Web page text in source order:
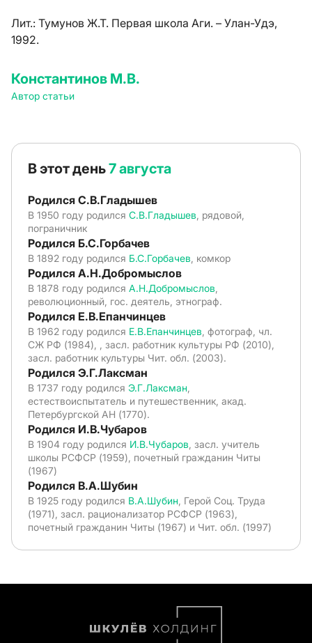
Лит.: Тумунов Ж.Т. Первая школа Аги. – Улан-Удэ,
1992.
Константинов М.В.
Автор статьи
В этот день7 августа
Родился С.В.Гладышев
В 1950 году родился С.В.Гладышев , рядовой,
пограничник
Родился Б.С.Горбачев
В 1892 году родился Б.С.Горбачев , комкор
Родился А.Н.Добромыслов
В 1878 году родился А.Н.Добромыслов
революционный, гос. деятель, этнограф.
Родился Е.В.Епанчинцев
В 1962 году родился Е.В.Епанчинцев , фотограф, чл.
СЖ РФ (1984), , засл. работник культуры РФ (2010),
засл. работник культуры Чит. обл. (2003).
Родился Э.Г.Лаксман
В 1737 году родился Э.Г.Лаксман
естествоиспытатель и путешественник, акад.
Петербургской АН (1770).
Родился И.В.Чубаров
В 1904 году родился И.В.Чубаров , засл. учитель
школы РСФСР (1959), почетный гражданин Читы
(1967)
Родился В.А.Шубин
В 1925 году родился В.А.Шубин , Герой Соц. Труда
(1971), засл. рационализатор РСФСР (1963),
почетный гражданин Читы (1967) и Чит. обл. (1997)